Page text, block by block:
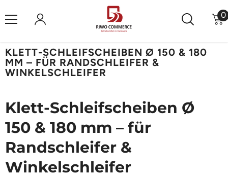
00
KLETT-SCHLEIFSCHEIBEN Ø 150 & 180
MM – FÜR RANDSCHLEIFER &
WINKELSCHLEIFER
Klett-Schleifscheiben Ø
150 & 180 mm – für
Randschleifer &
Winkelschleifer